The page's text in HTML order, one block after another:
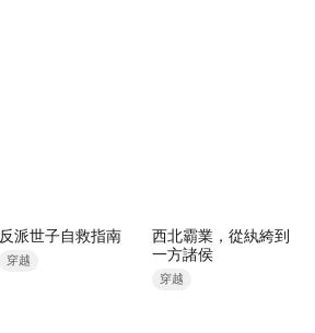
反派世子自救指南
穿越
西北霸業，從紈絝到
一方諸侯
穿越